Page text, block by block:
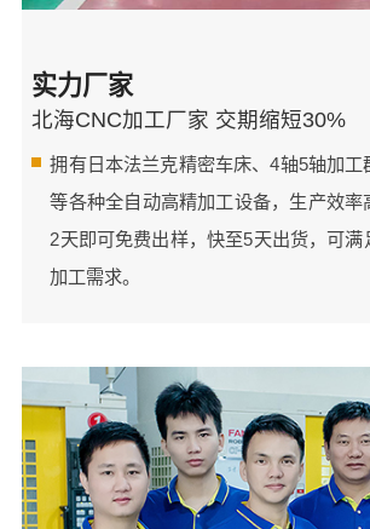
实力厂家
北海CNC加工厂家 交期缩短30%
拥有日本法兰克精密车床、4轴5轴加
等各种全自动高精加工设备，生产效率
2天即可免费出样，快至5天出货，可满
加工需求。